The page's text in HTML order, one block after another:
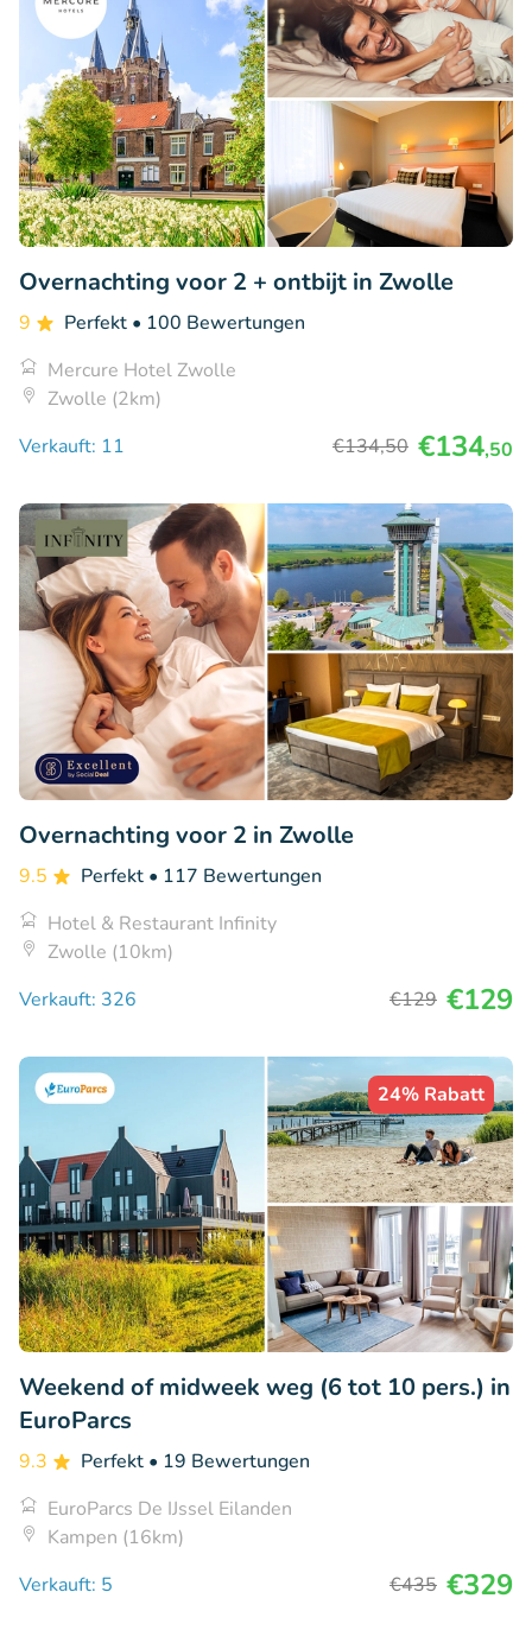
Overnachting voor 2 + ontbijt in Zwolle
9 Perfekt • 100 Bewertungen
Mercure Hotel Zwolle
Zwolle (2km)
Verkauft: 11
€134,50 €134,50
Overnachting voor 2 in Zwolle
9.5 Perfekt • 117 Bewertungen
Hotel & Restaurant Infinity
Zwolle (10km)
Verkauft: 326
€129 €129
24% Rabatt
Weekend of midweek weg (6 tot 10 pers.) in
EuroParcs
9.3 Perfekt • 19 Bewertungen
EuroParcs De IJssel Eilanden
Kampen (16km)
Verkauft: 5
€435 €329